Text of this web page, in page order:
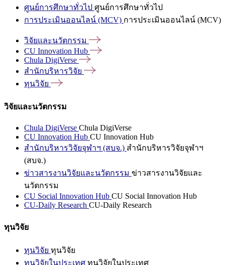
ศูนย์การศึกษาทั่วไป ศูนย์การศึกษาทั่วไป
การประเมินออนไลน์ (MCV) การประเมินออนไลน์ (MCV)
วิจัยและนวัตกรรม
CU Innovation Hub
Chula DigiVerse
สำนักบริหารวิจัย
ทุนวิจัย
วิจัยและนวัตกรรม
Chula DigiVerse Chula DigiVerse
CU Innovation Hub CU Innovation Hub
สำนักบริหารวิจัยจุฬาฯ (สบจ.) สำนักบริหารวิจัยจุฬาฯ
(สบจ.)
ข่าวสารงานวิจัยและนวัตกรรม ข่าวสารงานวิจัยและ
นวัตกรรม
CU Social Innovation Hub CU Social Innovation Hub
CU-Daily Research CU-Daily Research
ทุนวิจัย
ทุนวิจัย ทุนวิจัย
ทุนวิจัยในประเทศ ทุนวิจัยในประเทศ